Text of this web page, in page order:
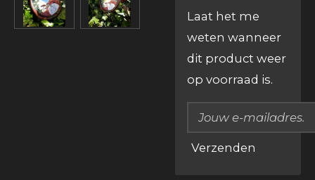
Laat het me
weten wanneer
dit product weer
op voorraad is.
Verzenden